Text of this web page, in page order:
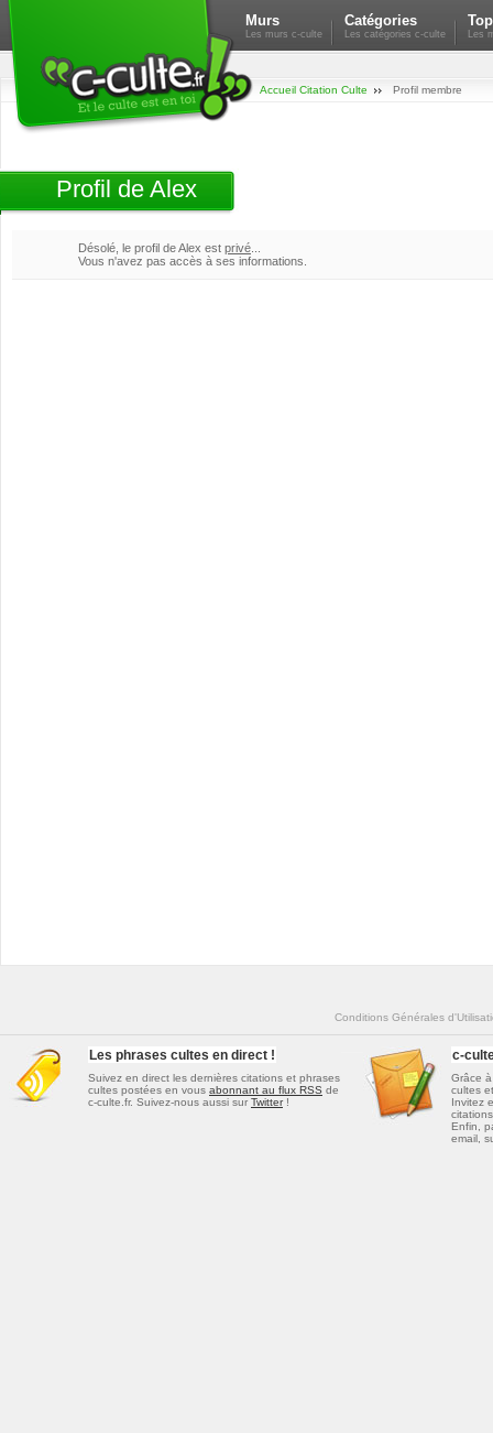
Murs
Les murs c-culte
Catégories
Les catégories c-culte Les
Accueil Citation Culte Profil membre
Profil de Alex
Désolé, le profil de Alex est privé
Vous n'avez pas accès à ses informations.
Conditions Générales
Les phrases cultes en direct !
Suivez en direct les dernières citations et phrases
cultes postées en vous abonnant au flux RSS de
c-culte.fr. Suivez-nous aussi sur Twitter!
c-
Grâce
cultes
Invitez
citations
Enfin,
email,